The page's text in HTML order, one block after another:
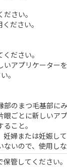
さい。
ださい。
ださい。
アプリケーターを
。
のまつ毛基部に
ごとに新しいア
こと。
婦または妊娠し
いので、使用しな
管してください。